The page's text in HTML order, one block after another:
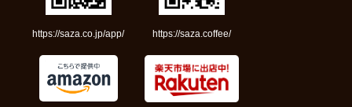
https://saza.co.jp/app/ https://saza.coffee/